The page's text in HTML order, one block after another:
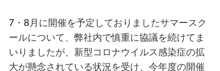
7・8月に開催を予定しておりましたサマースク
ールについて、弊社内で慎重に協議を続けてま
いりましたが、新型コロナウイルス感染症の拡
大が懸念されている状況を受け、今年度の開催